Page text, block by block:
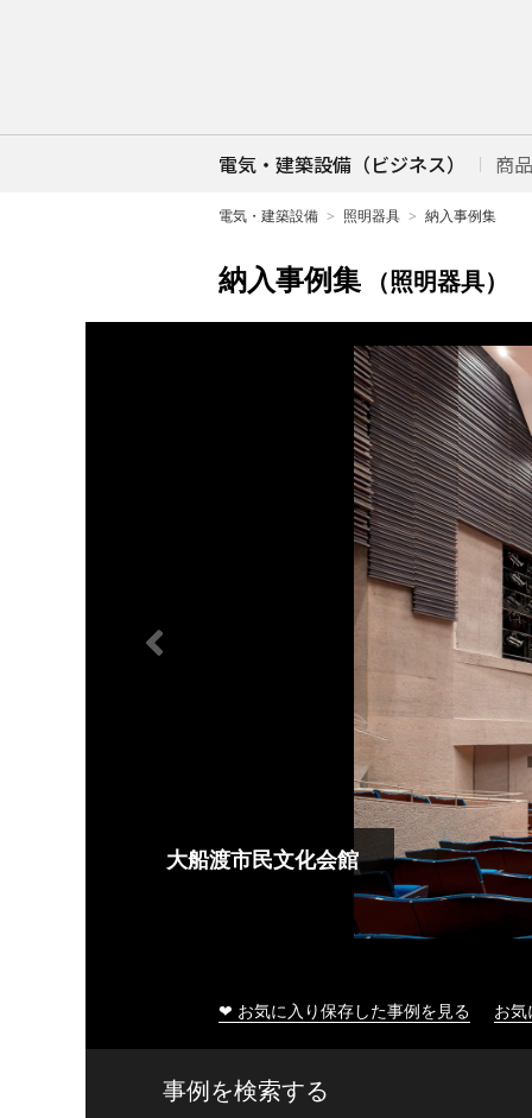
電気・建築設備（ビジネス） 商
電気・建築設備 照明器具 納入事例集
納入事例集 （照明器具）
大船渡市民文化会館
❤ お気に入り保存した事例を見る お
事例を検索する